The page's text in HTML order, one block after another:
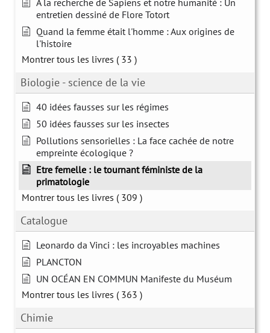
À la recherche de Sapiens et notre humanité : Un
entretien dessiné de Flore Totort
Quand la femme était l'homme : Aux origines de
l'histoire
Montrer tous les livres ( 33 )
Biologie - science de la vie
40 idées fausses sur les régimes
50 idées fausses sur les insectes
Pollutions sensorielles : La face cachée de notre
empreinte écologique ?
Etre femelle : le tournant féministe de la
primatologie
Montrer tous les livres ( 309 )
Catalogue
Leonardo da Vinci : les incroyables machines
PLANCTON
UN OCÉAN EN COMMUN Manifeste du Muséum
Montrer tous les livres ( 363 )
Chimie